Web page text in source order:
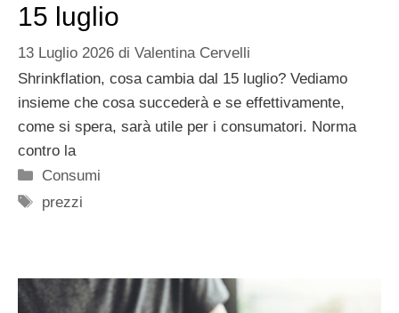
15 luglio
13 Luglio 2026 di Valentina Cervelli
Shrinkflation, cosa cambia dal 15 luglio? Vediamo
insieme che cosa succederà e se effettivamente,
come si spera, sarà utile per i consumatori. Norma
contro la
Categorie
Consumi
Tag
prezzi